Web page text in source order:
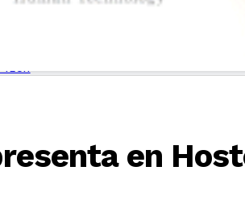
TENDENCIAS
en